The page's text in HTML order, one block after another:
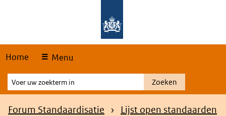
Home Menu
Voer
uw
zoekterm
Zoeken
Kruimelpad
Forum Standaardisatie
Lijst open standaarden